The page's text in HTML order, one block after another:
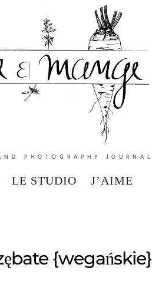
PHOTOGRAPHY JOURNAL
LE STUDIO J’AIME
{wegańskie}